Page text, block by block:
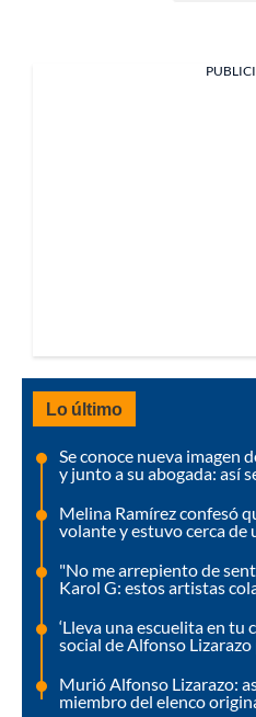
Lo último
Se conoce nueva imagen
y junto a su abogada: así
Melina Ramírez confesó
volante y estuvo cerca de
"No me arrepiento de
Karol G: estos artistas
‘Lleva una escuelita en tu
social de Alfonso
Murió Alfonso Lizarazo:
miembro del elenco